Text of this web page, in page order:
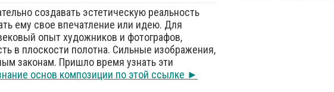
создавать эстетическую реальность
ему свое впечатление или идею. Для
опыт художников и фотографов,
в плоскости полотна. Сильные изображения,
законам. Пришло время узнать эти
основ композиции по этой ссылке ►